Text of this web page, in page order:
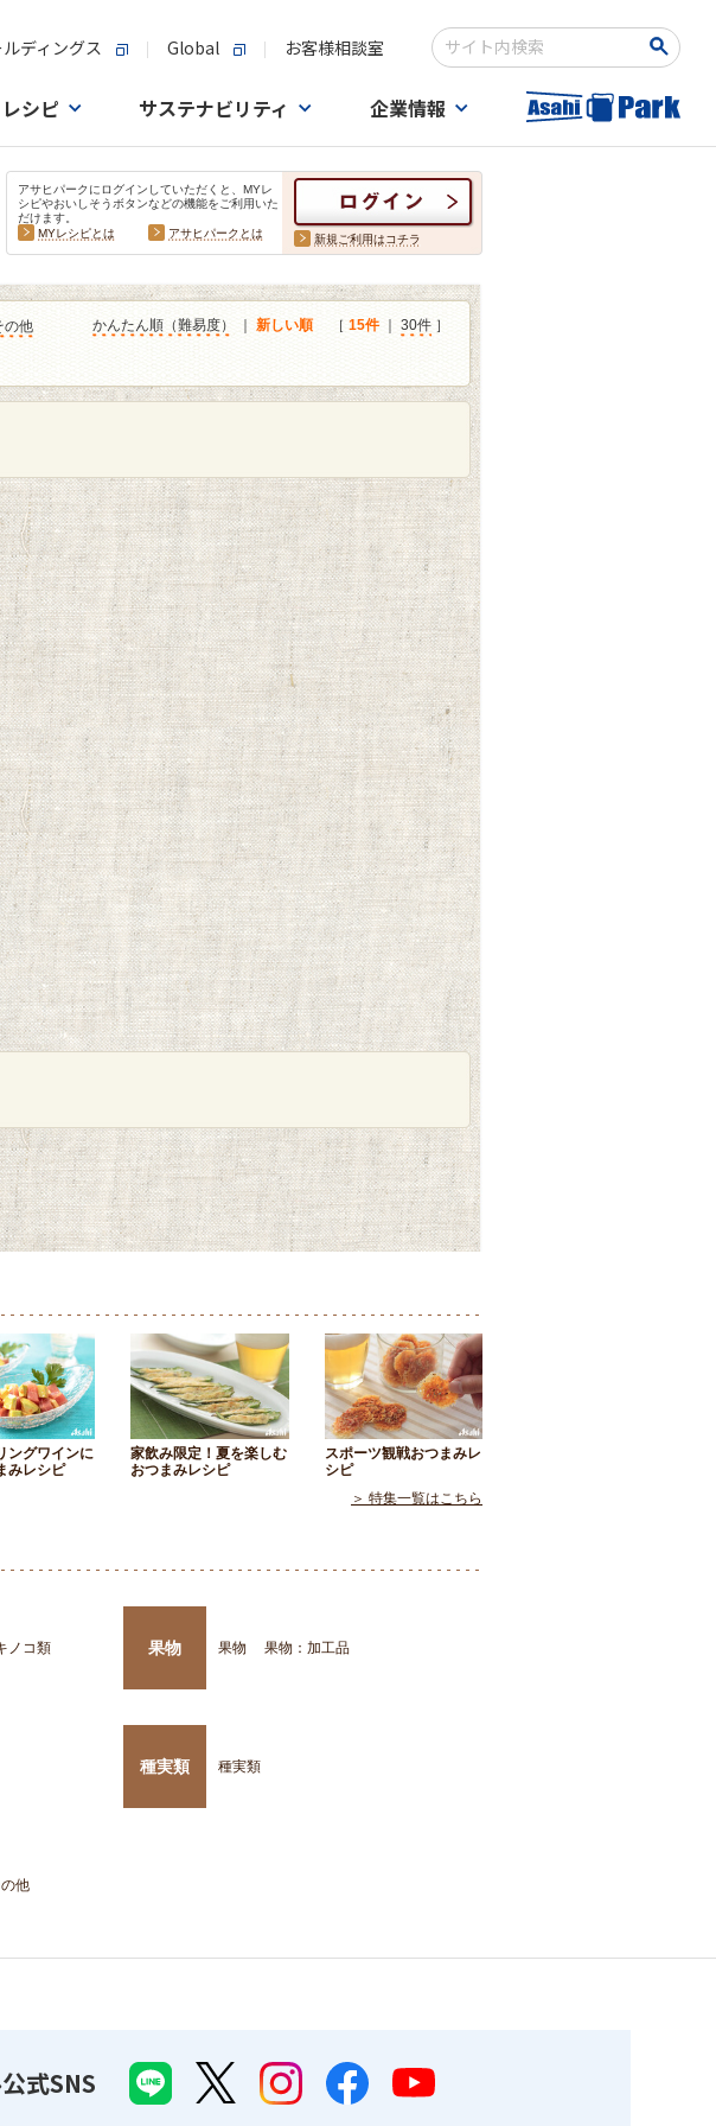
ディングス Global お客様相談室
検索キーワード入力
シピ サステナビリティ 企業情報
アサヒパークにログインしていただくと、MYレ
シピやおいしそうボタンなどの機能をご利用いた
だけます。
MYレシピとは
アサヒパークとは 新規ご利用はコチラ
の他
かんたん順（難易度） 新しい順 ［ 15件｜ 30件 ］
ングワインに
みレシピ
家飲み限定！夏を楽しむ
おつまみレシピ
スポーツ観戦おつまみレ
シピ
＞ 特集一覧はこちら
ノコ類
果物 果物 果物：加工品
種実類 種実類
他
式SNS